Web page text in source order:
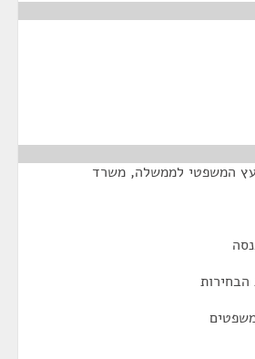
המשפטי לממשלה, משרד